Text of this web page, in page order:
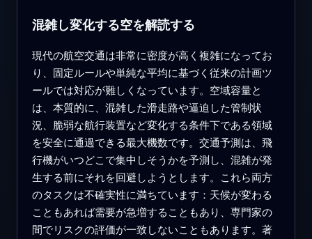
混雑し変化する空を解読する
現代の航空交通は非常に密度が高く複雑になってお
り、固定ルールや単純な平均に基づく従来の計画ツ
ールでは対応が難しくなっています。空域容量と
は、本質的に、混雑した滑走路や逼迫した管制状
況、脆弱な航行装置など変化する条件下である領域
を安全に通過できる最大機数です。交通予測は、飛
行機がいつどこで集中しそうかを予測し、混雑が発
生する前にそれを回避しようとします。これら両方
のタスクは不確実性に満ちています：天候が変わる
こともあれば需要が急増することもあり、専門家の
間でリスクの評価が一致しないこともあります。著